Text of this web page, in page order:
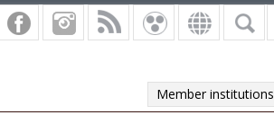
Member institutions